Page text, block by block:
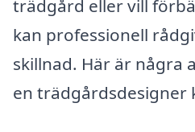
trädgård eller vill
kan professionell
skillnad. Här är några
en trädgårdsdesigner